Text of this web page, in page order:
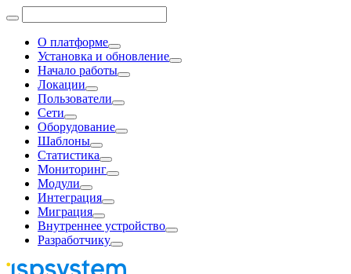
О платформе
Установка и обновление
Начало работы
Локации
Пользователи
Сети
Оборудование
Шаблоны
Статистика
Мониторинг
Модули
Интеграция
Миграция
Внутреннее устройство
Разработчику